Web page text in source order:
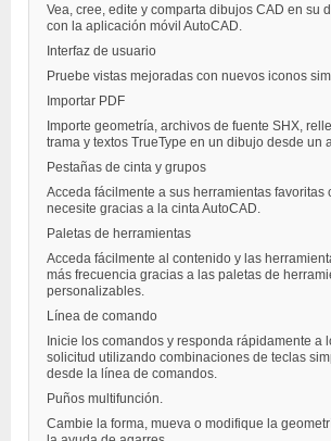
Vea, cree, edite y comparta dibujos CAD en su
con la aplicación móvil AutoCAD.
Interfaz de usuario
Pruebe vistas mejoradas con nuevos iconos
Importar PDF
Importe geometría, archivos de fuente SHX,
trama y textos TrueType en un dibujo desde un
Pestañas de cinta y grupos
Acceda fácilmente a sus herramientas favoritas
necesite gracias a la cinta AutoCAD.
Paletas de herramientas
Acceda fácilmente al contenido y las
más frecuencia gracias a las paletas de
personalizables.
Línea de comando
Inicie los comandos y responda rápidamente a
solicitud utilizando combinaciones de teclas
desde la línea de comandos.
Puños multifunción.
Cambie la forma, mueva o modifique la